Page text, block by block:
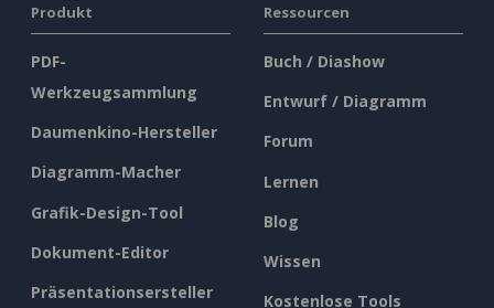
Produkt
PDF-
Werkzeugsammlung
Daumenkino-Hersteller
Diagramm-Macher
Grafik-Design-Tool
Dokument-Editor
Präsentationsersteller
Ressourcen
Buch / Diashow
Entwurf / Diagramm
Forum
Lernen
Blog
Wissen
Kostenlose Tools